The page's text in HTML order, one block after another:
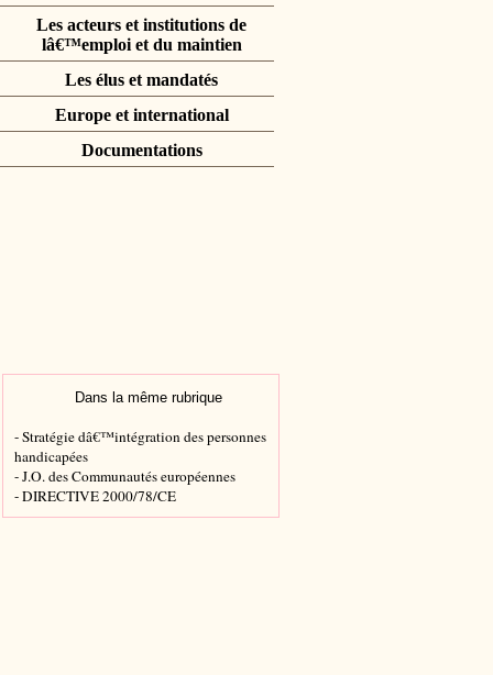
Les acteurs et institutions de
lâ€™emploi et du maintien
Les élus et mandatés
Europe et international
Documentations
Dans la même rubrique
- Stratégie dâ€™intégration des personnes
handicapées
- J.O. des Communautés européennes
- DIRECTIVE 2000/78/CE